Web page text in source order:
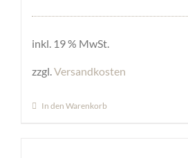
inkl. 19 % MwSt.
zzgl.Versandkosten
In den Warenkorb